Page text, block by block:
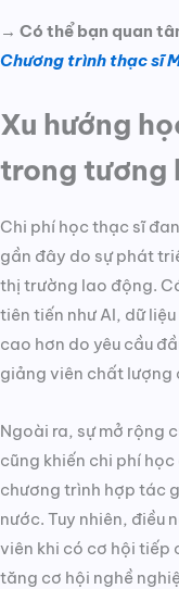
→ Có thể bạn quan
Chương trình thạc sĩ
Xu hướng
trong tương
Chi phí học thạc sĩ
gần đây do sự phát
thị trường lao động.
tiên tiến như AI, dữ
cao hơn do yêu cầu
giảng viên chất lượng
Ngoài ra, sự mở rộng
cũng khiến chi phí
chương trình hợp tác
nước. Tuy nhiên, điều
viên khi có cơ hội tiếp
tăng cơ hội nghề